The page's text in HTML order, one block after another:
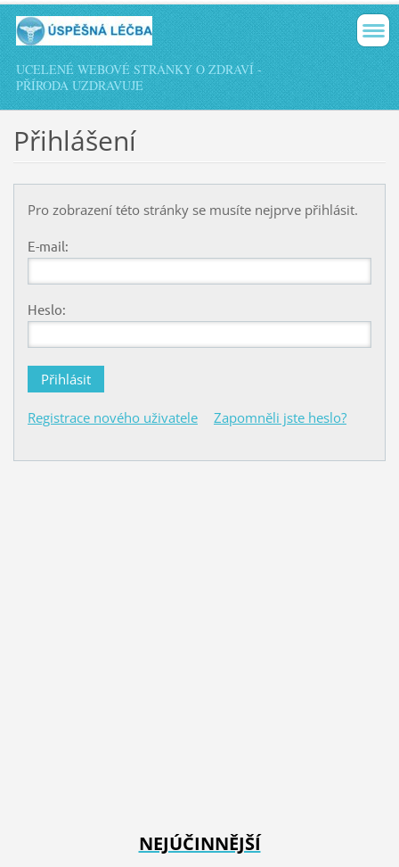
UCELENÉ WEBOVÉ STRÁNKY O ZDRAVÍ -
PŘÍRODA UZDRAVUJE
Přihlášení
Pro zobrazení této stránky se musíte nejprve přihlásit.
E-mail:
Heslo:
Registrace nového uživatele Zapomněli jste heslo?
NEJÚČINNĚJŠÍ